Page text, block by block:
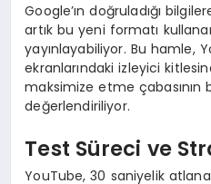
Google’ın doğruladığı
artık bu yeni formatı
yayınlayabiliyor. Bu hamle,
ekranlarındaki izleyici
maksimize etme çabasının
değerlendiriliyor.
Test Süreci ve
YouTube, 30 saniyelik